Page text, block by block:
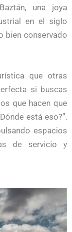
una joya
en el siglo
bien conservado
que otras
si buscas
que hacen que
está eso?”.
espacios
de servicio y